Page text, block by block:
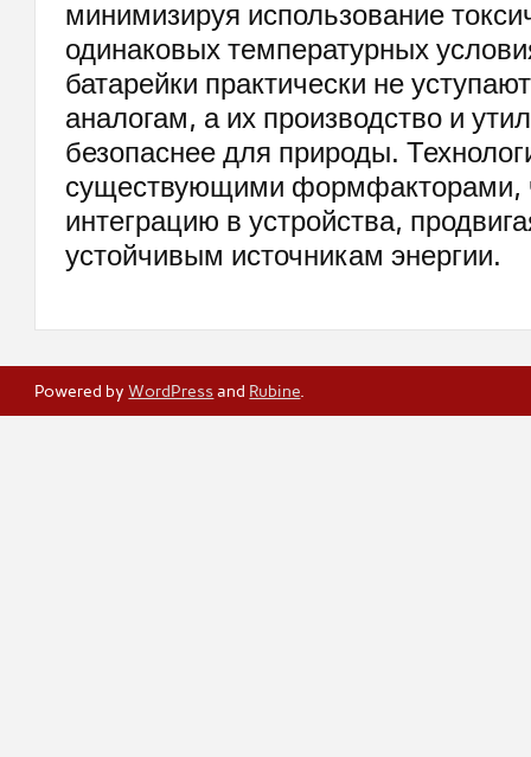
минимизируя использование
одинаковых температурных
батарейки практически не
аналогам, а их производство и
безопаснее для природы.
существующими формфакторами,
интеграцию в устройства,
устойчивым источникам энергии.
Powered byWordPressand Rubine